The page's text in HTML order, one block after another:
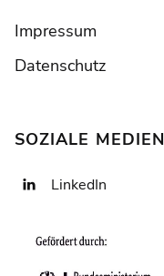
Impressum
Datenschutz
SOZIALE MEDIEN
 LinkedIn